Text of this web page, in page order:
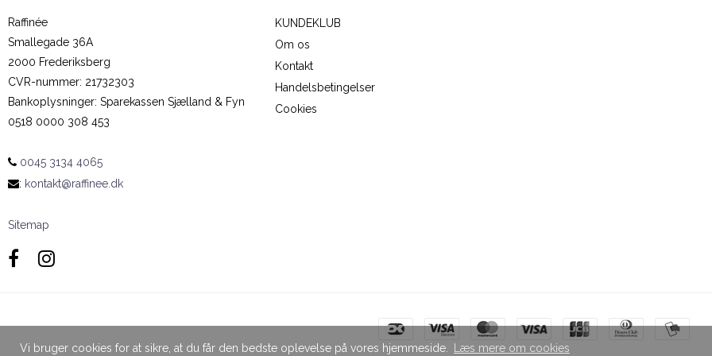
Vi bruger cookies for at sikre, at du får den bedste oplevelse på vores hjemmeside. Læs mere om cookies
Raffinée
Smallegade 36A
2000 Frederiksberg
CVR-nummer: 21732303
Bankoplysninger: Sparekassen Sjælland & Fyn
0518 0000 308 453
0045 3134 4065
: kontakt@raffinee.dk
Sitemap
KUNDEKLUB
Om os
Kontakt
Handelsbetingelser
Cookies